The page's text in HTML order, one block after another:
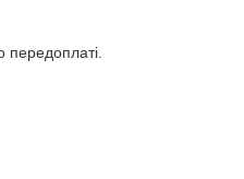
передоплаті.